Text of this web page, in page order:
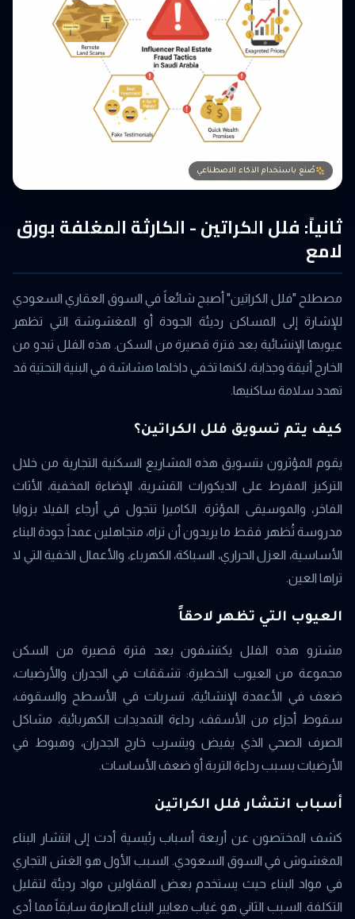
صُنع باستخدام الذكاء الاصطناعي
ثانياً: فلل الكراتين - الكارثة المغلفة بورق
لامع
مصطلح "فلل الكراتين" أصبح شائعاً في السوق العقاري السعودي
للإشارة إلى المساكن رديئة الجودة أو المغشوشة التي تظهر
عيوبها الإنشائية بعد فترة قصيرة من السكن. هذه الفلل تبدو من
الخارج أنيقة وجذابة، لكنها تخفي داخلها هشاشة في البنية التحتية قد
تهدد سلامة ساكنيها.
كيف يتم تسويق فلل الكراتين؟
يقوم المؤثرون بتسويق هذه المشاريع السكنية التجارية من خلال
التركيز المفرط على الديكورات القشرية، الإضاءة المخفية، الأثاث
الفاخر، والموسيقى المؤثرة. الكاميرا تتجول في أرجاء الفيلا بزوايا
مدروسة تُظهر فقط ما يريدون أن تراه، متجاهلين عمداً جودة البناء
الأساسية، العزل الحراري، السباكة، الكهرباء، والأعمال الخفية التي لا
تراها العين.
العيوب التي تظهر لاحقاً
مشترو هذه الفلل يكتشفون بعد فترة قصيرة من السكن
مجموعة من العيوب الخطيرة: تشققات في الجدران والأرضيات،
ضعف في الأعمدة الإنشائية، تسربات في الأسطح والسقوف،
سقوط أجزاء من الأسقف، رداءة التمديدات الكهربائية، مشاكل
الصرف الصحي الذي يفيض ويتسرب خارج الجدران، وهبوط في
الأرضيات بسبب رداءة التربة أو ضعف الأساسات.
أسباب انتشار فلل الكراتين
كشف المختصون عن أربعة أسباب رئيسية أدت إلى انتشار البناء
المغشوش في السوق السعودي. السبب الأول هو الغش التجاري
في مواد البناء حيث يستخدم بعض المقاولين مواد رديئة لتقليل
التكلفة. السبب الثاني هو غياب معايير البناء الصارمة سابقاً مما أدى